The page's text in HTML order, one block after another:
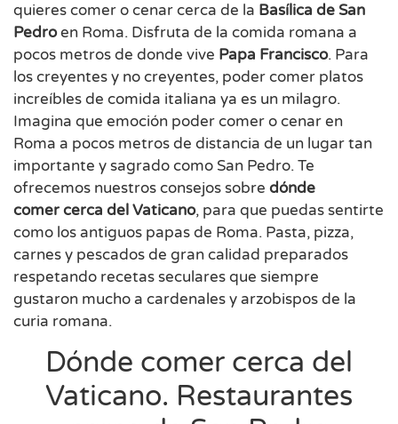
quieres comer o cenar cerca de la Basílica de San
Pedroen Roma. Disfruta de la comida romana a
pocos metros de donde vive Papa Francisco. Para
los creyentes y no creyentes, poder comer platos
increíbles de comida italiana ya es un milagro.
Imagina que emoción poder comer o cenar en
Roma a pocos metros de distancia de un lugar tan
importante y sagrado como San Pedro. Te
ofrecemos nuestros consejos sobre dónde
comer cerca del Vaticano, para que puedas sentirte
como los antiguos papas de Roma. Pasta, pizza,
carnes y pescados de gran calidad preparados
respetando recetas seculares que siempre
gustaron mucho a cardenales y arzobispos de la
curia romana.
Dónde comer cerca del
Vaticano. Restaurantes